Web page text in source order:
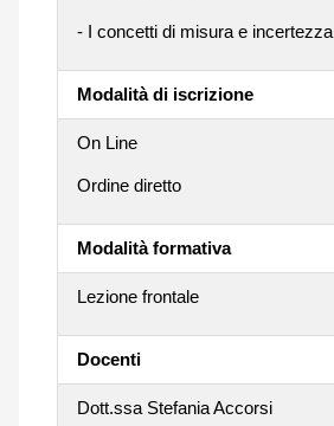
- I concetti di misura e incertezza
Modalità di iscrizione
On Line
Ordine diretto
Modalità formativa
Lezione frontale
Docenti
Dott.ssa Stefania Accorsi